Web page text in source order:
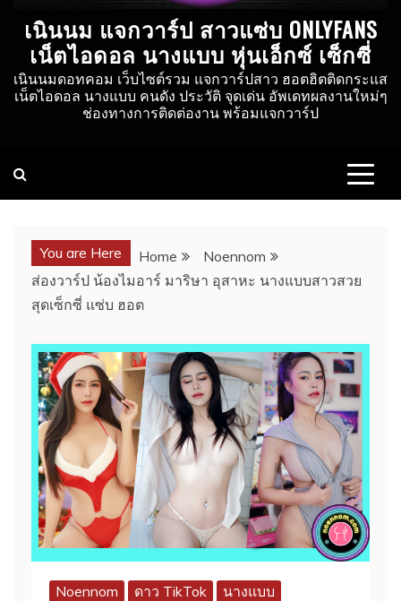
เนินนม แจกวาร์ป สาวแซ่บ ONLYFANS
เน็ตไอดอล นางแบบ หุ่นเอ็กซ์ เซ็กซี่
เนินนมดอทคอม เว็บไซต์รวม แจกวาร์ปสาว ฮอตฮิตติดกระแส
เน็ตไอดอล นางแบบ คนดัง ประวัติ จุดเด่น อัพเดทผลงานใหม่ๆ
ช่องทางการติดต่องาน พร้อมแจกวาร์ป
You are Here Home
Noennom
ส่องวาร์ป น้องไมอาร์ มาริษา อุสาหะ นางแบบสาวสวย
สุดเซ็กซี่ แซ่บ ฮอต
Noennom ดาว TikTok
นางแบบ